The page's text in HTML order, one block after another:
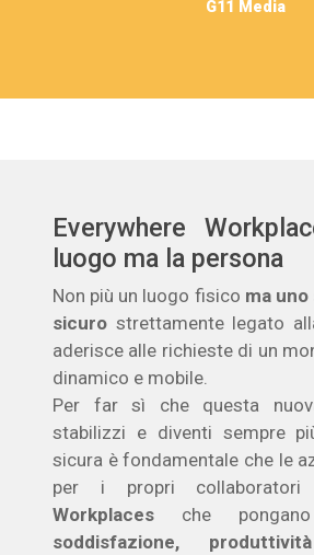
G11 Media
Everywhere
luogo ma la persona
Non più un luogo fisico ma
sicuro strettamente legato
aderisce alle richieste di un
dinamico e mobile.
Per far sì che questa
stabilizzi e diventi sempre
sicura è fondamentale che le
per i propri
Workplaces che
soddisfazione,